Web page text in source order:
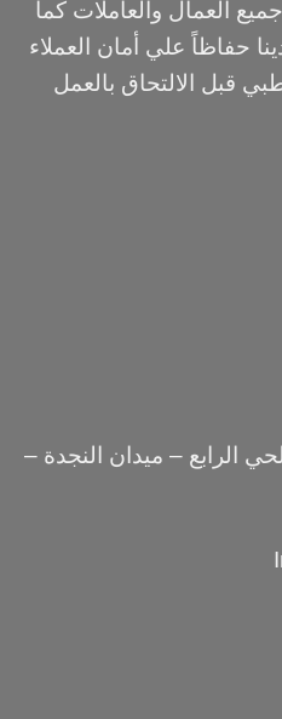
العمال والعاملات كما
حفاظاً علي أمان العملاء
قبل الالتحاق بالعمل
الرابع – ميدان النجدة –